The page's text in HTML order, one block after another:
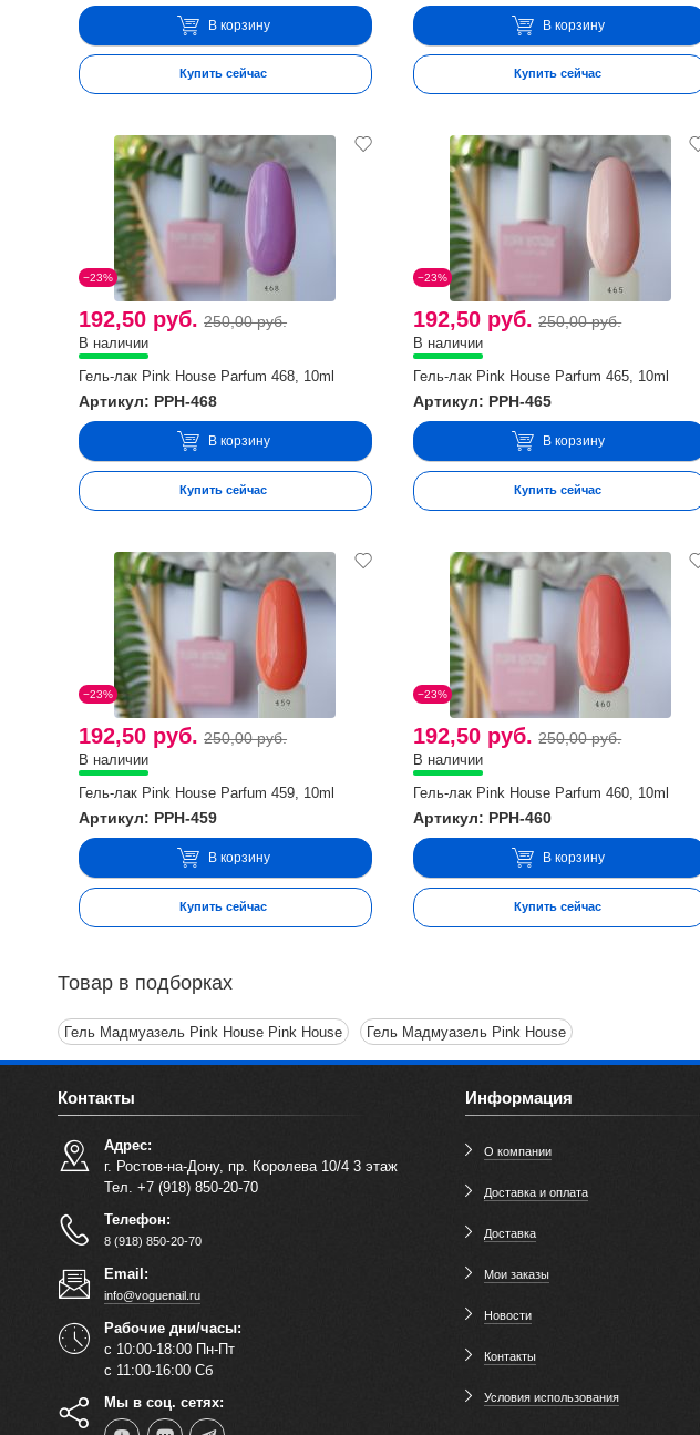
В корзину
Купить сейчас
В корзину
Купить сейчас
−23%
192,50 руб. 250,00 руб.
В наличии
Гель-лак Pink House Parfum 468, 10ml
Артикул: PPH-468
В корзину
Купить сейчас
−23%
192,50 руб. 250,00 руб.
В наличии
Гель-лак Pink House Parfum 465, 10ml
Артикул: PPH-465
В корзину
Купить сейчас
−23%
192,50 руб. 250,00 руб.
В наличии
Гель-лак Pink House Parfum 459, 10ml
Артикул: PPH-459
В корзину
Купить сейчас
−23%
192,50 руб. 250,00 руб.
В наличии
Гель-лак Pink House Parfum 460, 10ml
Артикул: PPH-460
В корзину
Купить сейчас
Товар в подборках
Гель Мадмуазель Pink House Pink House Гель Мадмуазель Pink House
Контакты
Адрес:
г. Ростов-на-Дону, пр. Королева 10/4 3 этаж
Тел. +7 (918) 850-20-70
Телефон:
8 (918) 850-20-70
Email:
info@voguenail.ru
Рабочие дни/часы:
с 10:00-18:00 Пн-Пт
с 11:00-16:00 Сб
Мы в соц. сетях:
Информация
О компании
Доставка и оплата
Доставка
Мои заказы
Новости
Контакты
Условия использования